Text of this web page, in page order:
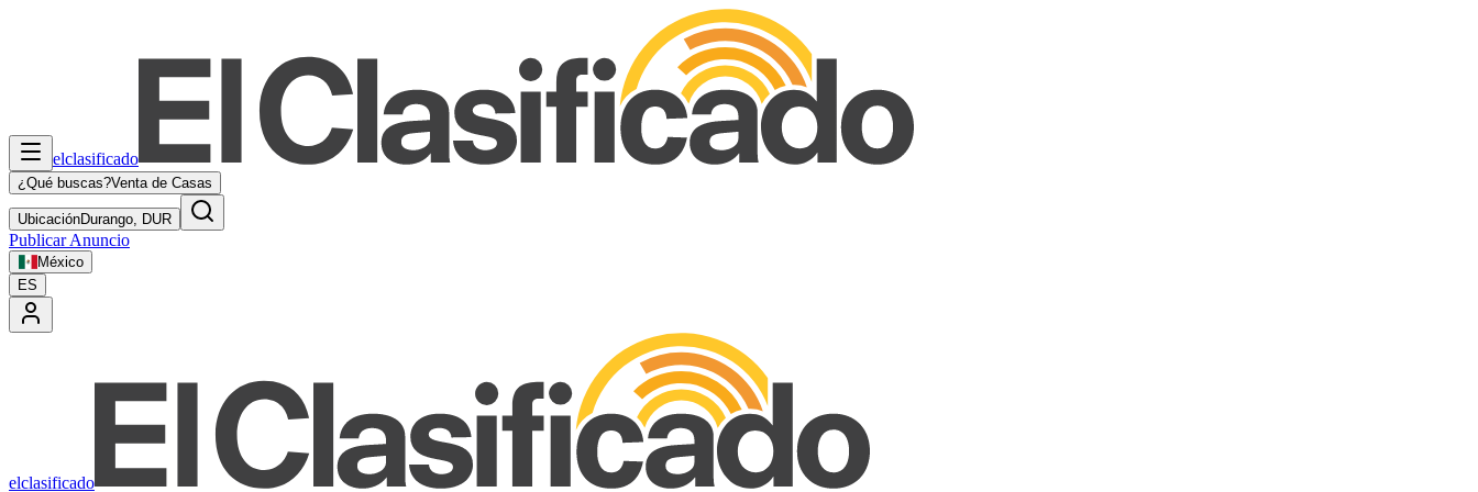
elclasificado
¿Qué buscas?Venta de Casas
UbicaciónDurango, DUR
Publicar Anuncio
México
ES
elclasificado